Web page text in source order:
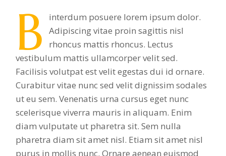
B
interdum posuere lorem ipsum dolor.
Adipiscing vitae proin sagittis nisl
rhoncus mattis rhoncus. Lectus
vestibulum mattis ullamcorper velit sed.
Facilisis volutpat est velit egestas dui id ornare.
Curabitur vitae nunc sed velit dignissim sodales
ut eu sem. Venenatis urna cursus eget nunc
scelerisque viverra mauris in aliquam. Enim
diam vulputate ut pharetra sit. Sem nulla
pharetra diam sit amet nisl. Etiam sit amet nisl
purus in mollis nunc. Ornare aenean euismod